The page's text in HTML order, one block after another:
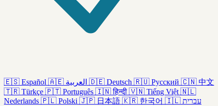
🇪🇸 Español 🇦🇪 العربية 🇩🇪 Deutsch 🇷🇺 Русский 🇨🇳 中文
🇹🇷 Türkçe 🇵🇹 Português 🇮🇳 हिन्दी 🇻🇳 Tiếng Việt 🇳🇱
Nederlands 🇵🇱 Polski 🇯🇵 日本語 🇰🇷 한국어 🇮🇱 עברית